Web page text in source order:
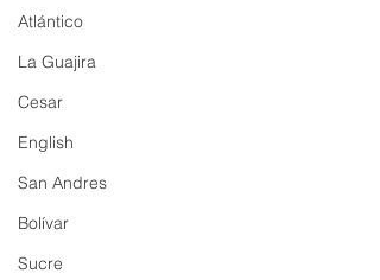
Atlántico
La Guajira
Cesar
English
San Andres
Bolívar
Sucre